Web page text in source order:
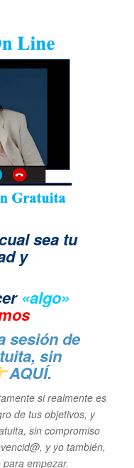
sea tu
y
«algo»
sesión de
sin
AQUÍ.
si realmente es
de tus objetivos, y
sin compromiso
y yo también,
empezar.